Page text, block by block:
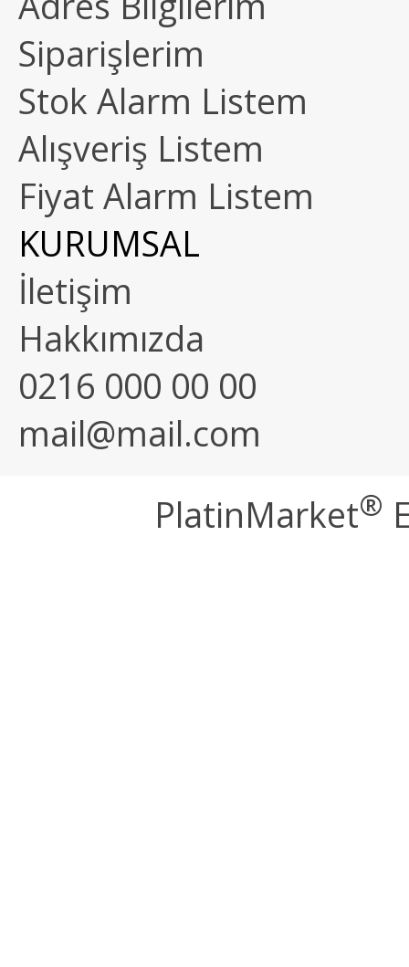
Siparişlerim
Stok Alarm Listem
Alışveriş Listem
Fiyat Alarm Listem
KURUMSAL
İletişim
Hakkımızda
0216 000 00 00
mail@mail.com
PlatinMarket®